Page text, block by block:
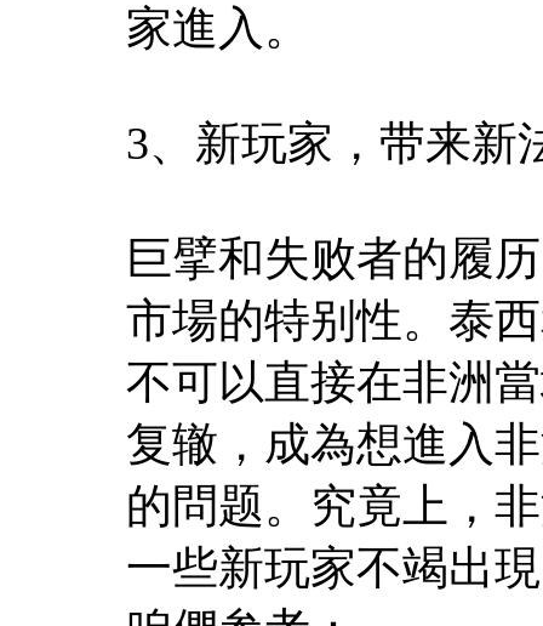
家進入。
3、新玩家，带来新
巨擘和失败者的履
市場的特别性。泰
不可以直接在非洲
复辙，成為想進入
的問题。究竟上，
一些新玩家不竭出